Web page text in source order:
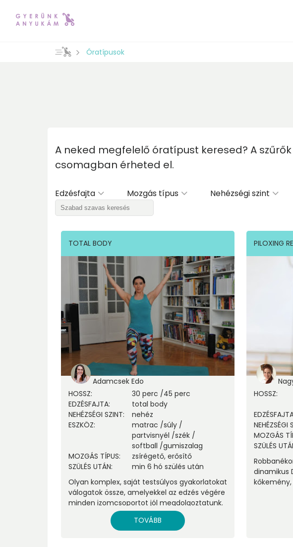
Óratípusok
A neked megfelelő óratípust keresed? A
csomagban érheted el.
Edzésfajta Mozgás típus Nehézségi szint
TOTAL BODY
Adamcsek Edo
HOSSZ: 30 perc /45 perc
EDZÉSFAJTA:
total body
NEHÉZSÉGI SZINT:
nehéz
ESZKÖZ: matrac /súly /
partvisnyél /szék /
softball /gumiszalag
MOZGÁS TÍPUS:
zsírégető, erősítő
SZÜLÉS UTÁN:
min 6 hó szülés után
Olyan komplex, saját testsúlyos gyakorlatokat
válogatok össze, amelyekkel az edzés végére
minden izomcsoportot jól megdolgoztatunk.
TOVÁBB
PILOXING
HOSSZ:
NEHÉZSÉGI
MOZGÁS
SZÜLÉS
dinamikus